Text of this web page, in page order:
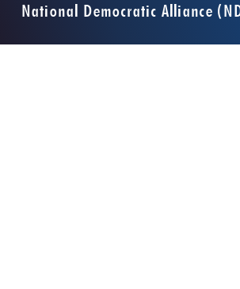
National Democratic Alliance